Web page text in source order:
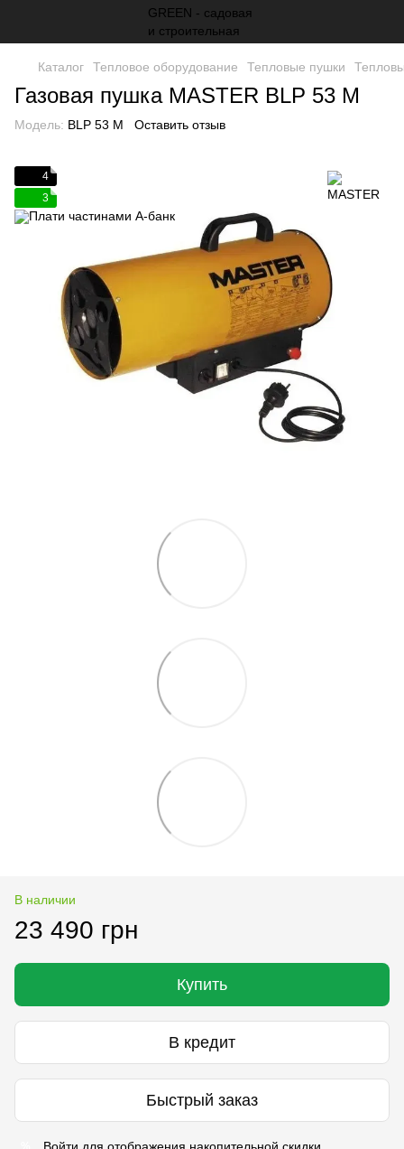
Каталог Тепловое оборудование Тепловые пушки
Газовая пушка MASTER BLP 53 M
Модель: BLP 53 M Оставить отзыв
4
3
В наличии
23 490 грн
Купить
В кредит
Быстрый заказ